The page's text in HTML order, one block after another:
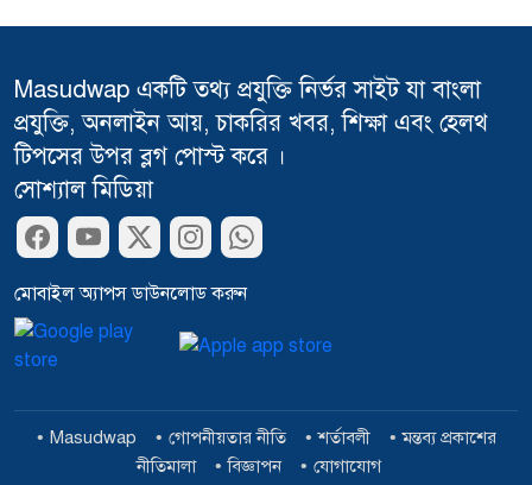
Masudwap একটি তথ্য প্রযুক্তি নির্ভর সাইট যা বাংলা
প্রযুক্তি, অনলাইন আয়, চাকরির খবর, শিক্ষা এবং হেলথ
টিপসের উপর ব্লগ পোস্ট করে ।
সোশ্যাল মিডিয়া
মোবাইল অ্যাপস ডাউনলোড করুন
Masudwap গোপনীয়তার নীতি শর্তাবলী
মন্তব্য প্রকাশের
নীতিমালা
বিজ্ঞাপন যোগাযোগ